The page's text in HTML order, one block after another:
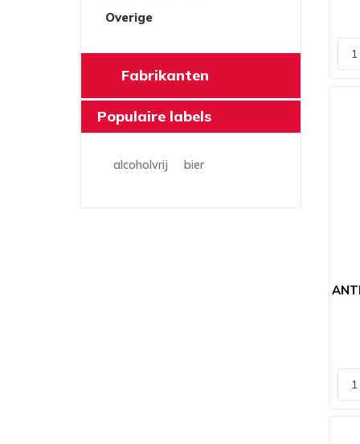
Overige
Fabrikanten
Populaire labels
alcoholvrij bier